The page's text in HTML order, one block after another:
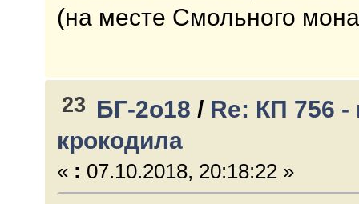
(на месте Смольного
23 БГ-2о18 / Re: КП 756
крокодила
« : 07.10.2018, 20:18:22 »